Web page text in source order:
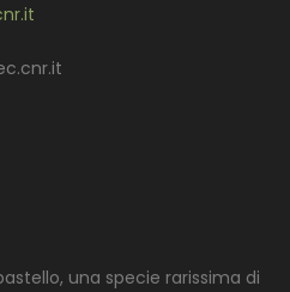
una specie rarissima di